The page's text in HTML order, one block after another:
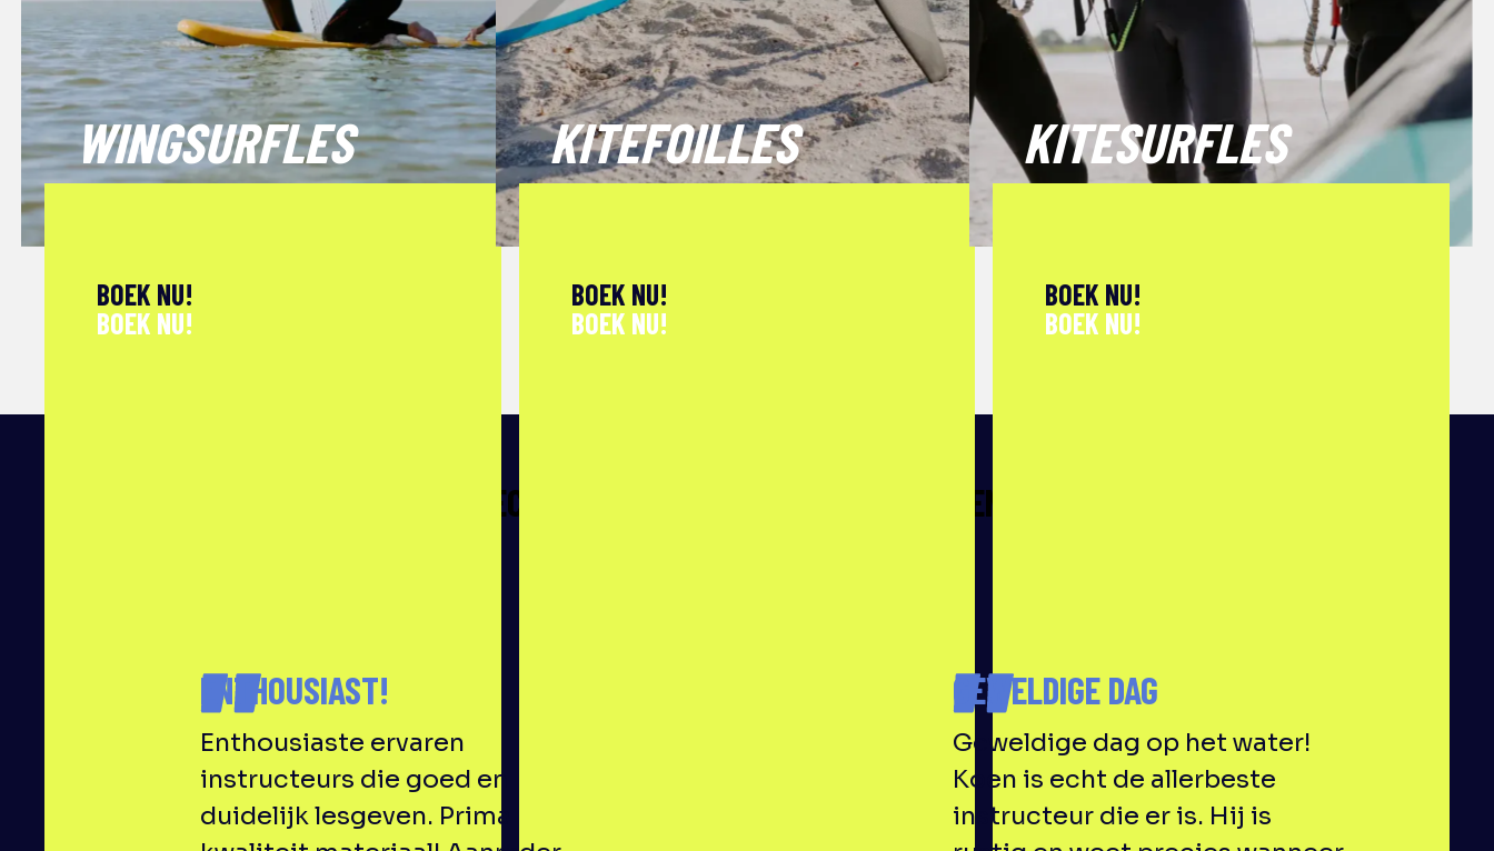
WINGSURFLES
BOEK NU!
KITEFOILLES
BOEK NU!
KITESURFLES
BOEK NU!
ECHTE ERVARINGEN, ECHTE AVONTUREN
ENTHOUSIAST!
Enthousiaste ervaren
instructeurs die goed en
duidelijk lesgeven. Prima
GEWELDIGE DAG
Geweldige dag op het water!
Koen is echt de allerbeste
instructeur die er is. Hij is